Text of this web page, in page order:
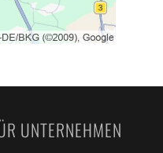
UNTERNEHMEN